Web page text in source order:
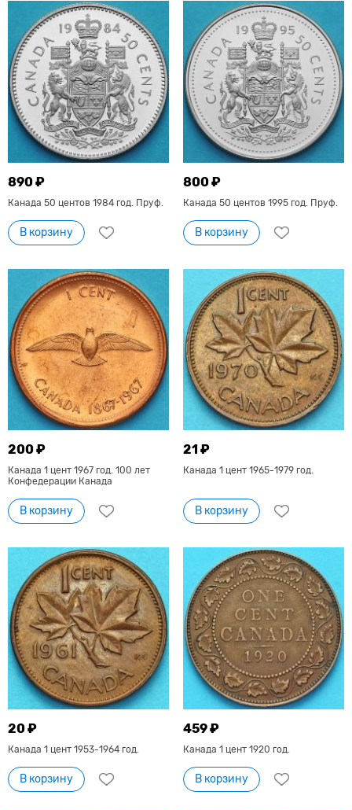
890 ₽
Канада 50 центов 1984 год. Пруф.
В корзину
800 ₽
Канада 50 центов 1995 год. Пруф.
В корзину
200 ₽
Канада 1 цент 1967 год. 100 лет
Конфедерации Канада
В корзину
21 ₽
Канада 1 цент 1965-1979 год.
В корзину
20 ₽
Канада 1 цент 1953-1964 год.
В корзину
459 ₽
Канада 1 цент 1920 год.
В корзину